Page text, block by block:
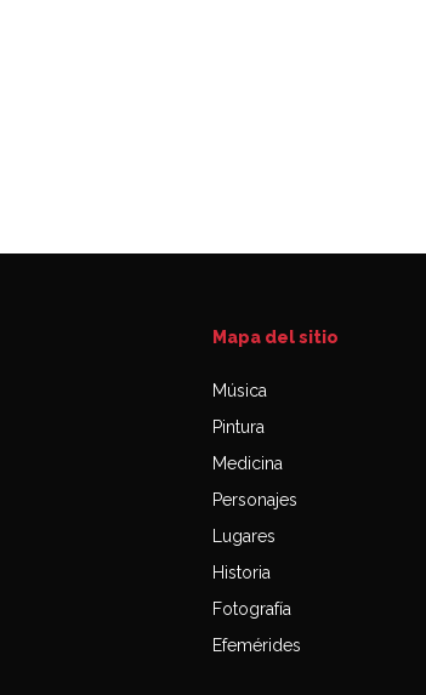
Mapa del sitio
Música
Pintura
Medicina
Personajes
Lugares
Historia
Fotografía
Efemérides